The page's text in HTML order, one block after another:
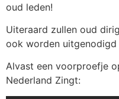
oud leden!
Uiteraard zullen oud
ook worden uitgenodigd
Alvast een voorproefje
Nederland Zingt: